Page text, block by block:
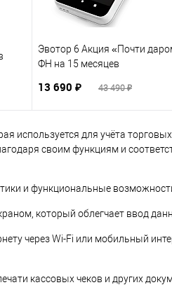
Эвотор 6 Акция «Почти
ФН на 15 месяцев
13 690 ₽ 43 490 ₽
используется для учёта
своим функциям и
и функциональные
который облегчает ввод
через Wi-Fi или мобильный
кассовых чеков и других